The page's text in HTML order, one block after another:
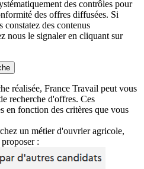
des contrôles pour
des offres diffusées. Si
constatez des contenus
nous le signaler en cliquant sur
réalisée, France Travail peut vous
recherche d'offres. Ces
en fonction des critères que vous
un métier d'ouvrier agricole,
: